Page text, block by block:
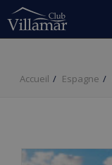
Accueil Espagne